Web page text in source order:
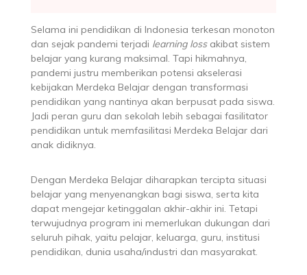
Selama ini pendidikan di Indonesia terkesan monoton
dan sejak pandemi terjadi learning lossakibat sistem
belajar yang kurang maksimal. Tapi hikmahnya,
pandemi justru memberikan potensi akselerasi
kebijakan Merdeka Belajar dengan transformasi
pendidikan yang nantinya akan berpusat pada siswa.
Jadi peran guru dan sekolah lebih sebagai fasilitator
pendidikan untuk memfasilitasi Merdeka Belajar dari
anak didiknya.
Dengan Merdeka Belajar diharapkan tercipta situasi
belajar yang menyenangkan bagi siswa, serta kita
dapat mengejar ketinggalan akhir-akhir ini. Tetapi
terwujudnya program ini memerlukan dukungan dari
seluruh pihak, yaitu pelajar, keluarga, guru, institusi
pendidikan, dunia usaha/industri dan masyarakat.